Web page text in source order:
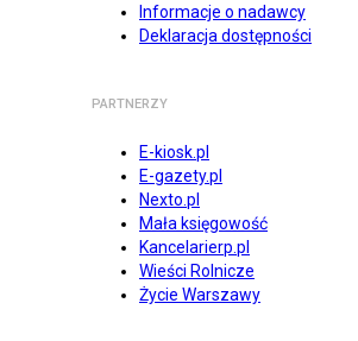
Informacje o nadawcy
Deklaracja dostępności
PARTNERZY
E-kiosk.pl
E-gazety.pl
Nexto.pl
Mała księgowość
Kancelarierp.pl
Wieści Rolnicze
Życie Warszawy